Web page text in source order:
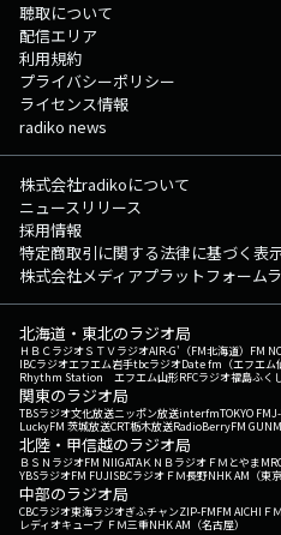
聴取について
配信エリア
利用規約
プライバシーポリシー
ライセンス情報
radiko news
株式会社radikoについて
ニュースリリース
採用情報
特定商取引に関する法律に基づく表
株式会社メディアプラットフォーム
北海道・東北のラジオ局
ＨＢＣラジオＳＴＶラジオAIR-G'（FM北海道） FM
IBCラジオエフエム岩手tbcラジオDate fm（エフエム
Rhythm Station エフエム山形RFCラジオ福島ふく
関東のラジオ局
TBSラジオ文化放送ニッポン放送interfmTOKYO FM
LuckyFM 茨城放送CRT栃木放送RadioBerryFM
北陸・甲信越のラジオ局
ＢＳＮラジオFM NIIGATAＫＮＢラジオ ＦＭとやま
YBSラジオFM FUJISBCラジオ ＦＭ長野NHK AM（東京
中部のラジオ局
CBCラジオ東海ラジオぎふチャンZIP-FMFM AICHI Ｆ
レディオキューブ ＦＭ三重NHK AM（名古屋）